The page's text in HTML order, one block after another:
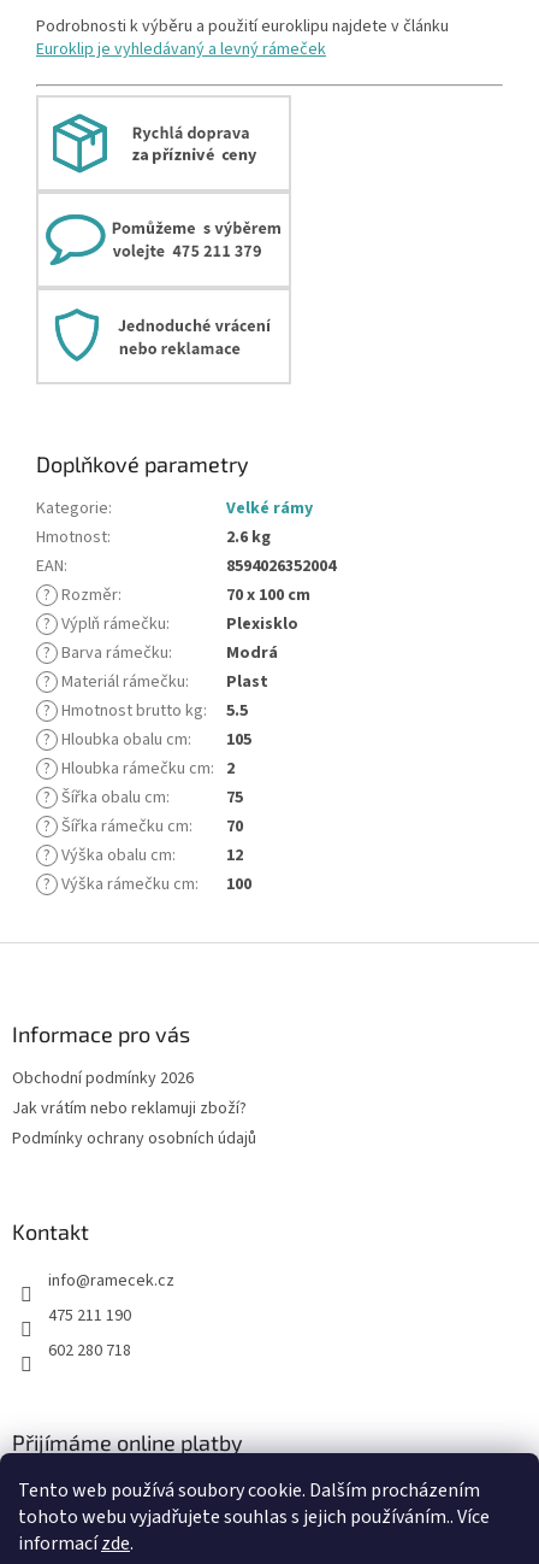
Tento web používá soubory cookie. Dalším procházením
tohoto webu vyjadřujete souhlas s jejich používáním.. Více
informacízde.
Podrobnosti k výběru a použití euroklipu najdete v článku
Euroklip je vyhledávaný a levný rámeček
Doplňkové parametry
Kategorie:
Velké rámy
Hmotnost:
2.6 kg
EAN:
8594026352004
? Rozměr:
70 x 100 cm
? Výplň rámečku:
Plexisklo
? Barva rámečku:
Modrá
? Materiál rámečku:
Plast
? Hmotnost brutto kg:
5.5
? Hloubka obalu cm:
105
? Hloubka rámečku cm: 2
? Šířka obalu cm:
75
? Šířka rámečku cm:
70
? Výška obalu cm:
12
? Výška rámečku cm: 100
Informace pro vás
Obchodní podmínky 2026
Jak vrátím nebo reklamuji zboží?
Podmínky ochrany osobních údajů
Kontakt
info@ramecek.cz
475 211 190
602 280 718
Přijímáme online platby